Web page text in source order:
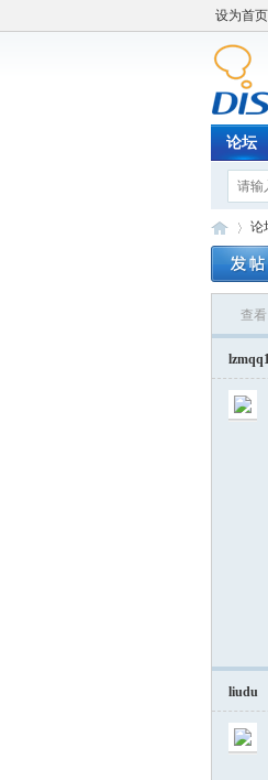
设为首页
论坛
论
查看:
liudu